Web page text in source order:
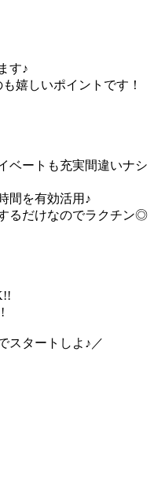
す♪
嬉しいポイントです！
ベートも充実間違いナシ
間を有効活用♪
るだけなのでラクチン◎
タートしよ♪／